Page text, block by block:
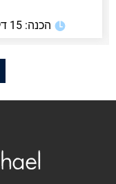
הכנה: 15 דקות